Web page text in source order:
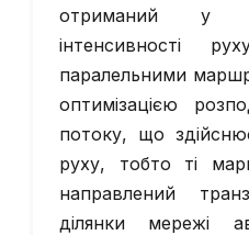
отриманий у
інтенсивності
паралельними
оптимізацією
потоку, що
руху, тобто ті
направлений
ділянки мережі